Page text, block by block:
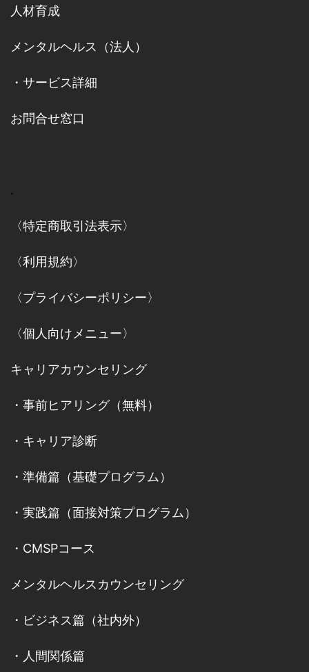
人材育成
メンタルヘルス（法人）
・ サービス詳細
お問合せ窓口
.
〈特定商取引法表示〉
〈利用規約〉
〈プライバシーポリシー〉
〈個人向けメニュー〉
キャリアカウンセリング
・ 事前ヒアリング（無料）
・ キャリア診断
・ 準備篇（基礎プログラム）
・ 実践篇（面接対策プログラム）
・ CMSPコース
メンタルヘルスカウンセリング
・ ビジネス篇（社内外）
・ 人間関係篇